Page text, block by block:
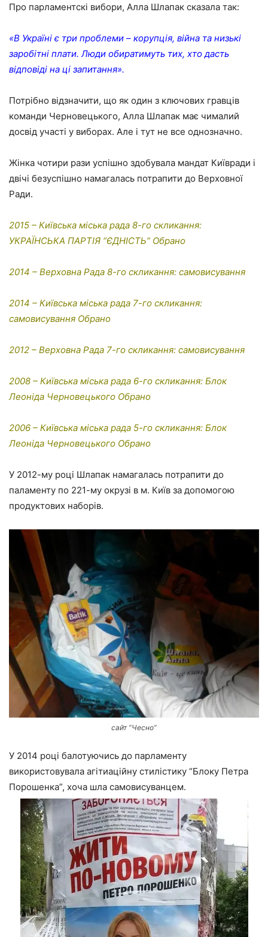
Про парламентскі вибори, Алла Шлапак сказала так:
«В Україні є три проблеми – корупція, війна та низькі
заробітні плати. Люди обиратимуть тих, хто дасть
відповіді на ці запитання».
Потрібно відзначити, що як один з ключових гравців
команди Черновецького, Алла Шлапак має чималий
досвід участі у виборах. Але і тут не все однозначно.
Жінка чотири рази успішно здобувала мандат Київради і
двічі безуспішно намагалась потрапити до Верховної
Ради.
2015 – Київська міська рада 8-го скликання:
УКРАЇНСЬКА ПАРТІЯ “ЄДНІСТЬ” Обрано
2014 – Верховна Рада 8-го скликання: самовисування
2014 – Київська міська рада 7-го скликання:
самовисування Обрано
2012 – Верховна Рада 7-го скликання: самовисування
2008 – Київська міська рада 6-го скликання: Блок
Леоніда Черновецького Обрано
2006 – Київська міська рада 5-го скликання: Блок
Леоніда Черновецького Обрано
У 2012-му році Шлапак намагалась потрапити до
паламенту по 221-му окрузі в м. Київ за допомогою
продуктових наборів.
сайт “Чесно”
У 2014 році балотуючись до парламенту
використовувала агітиаційну стилістику “Блоку Петра
Порошенка”, хоча шла самовисуванцем.